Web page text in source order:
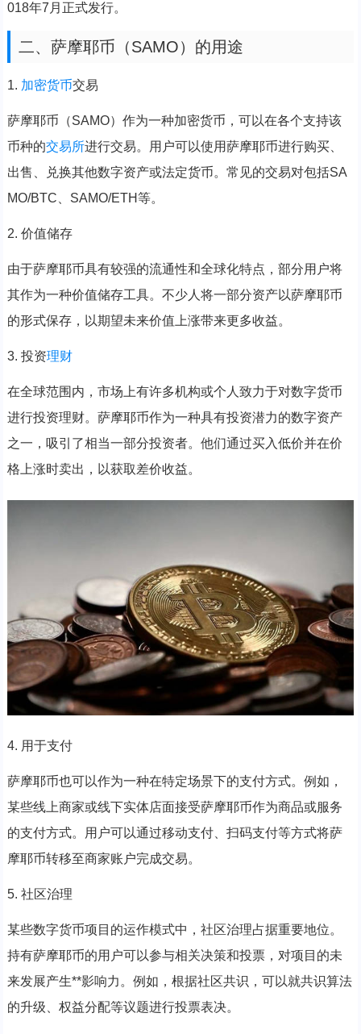
018年7月正式发行。
二、萨摩耶币（SAMO）的用途
1. 加密货币交易
萨摩耶币（SAMO）作为一种加密货币，可以在各个支持该
币种的交易所进行交易。用户可以使用萨摩耶币进行购买、
出售、兑换其他数字资产或法定货币。常见的交易对包括SA
MO/BTC、SAMO/ETH等。
2. 价值储存
由于萨摩耶币具有较强的流通性和全球化特点，部分用户将
其作为一种价值储存工具。不少人将一部分资产以萨摩耶币
的形式保存，以期望未来价值上涨带来更多收益。
3. 投资理财
在全球范围内，市场上有许多机构或个人致力于对数字货币
进行投资理财。萨摩耶币作为一种具有投资潜力的数字资产
之一，吸引了相当一部分投资者。他们通过买入低价并在价
格上涨时卖出，以获取差价收益。
4. 用于支付
萨摩耶币也可以作为一种在特定场景下的支付方式。例如，
某些线上商家或线下实体店面接受萨摩耶币作为商品或服务
的支付方式。用户可以通过移动支付、扫码支付等方式将萨
摩耶币转移至商家账户完成交易。
5. 社区治理
某些数字货币项目的运作模式中，社区治理占据重要地位。
持有萨摩耶币的用户可以参与相关决策和投票，对项目的未
来发展产生**影响力。例如，根据社区共识，可以就共识算法
的升级、权益分配等议题进行投票表决。